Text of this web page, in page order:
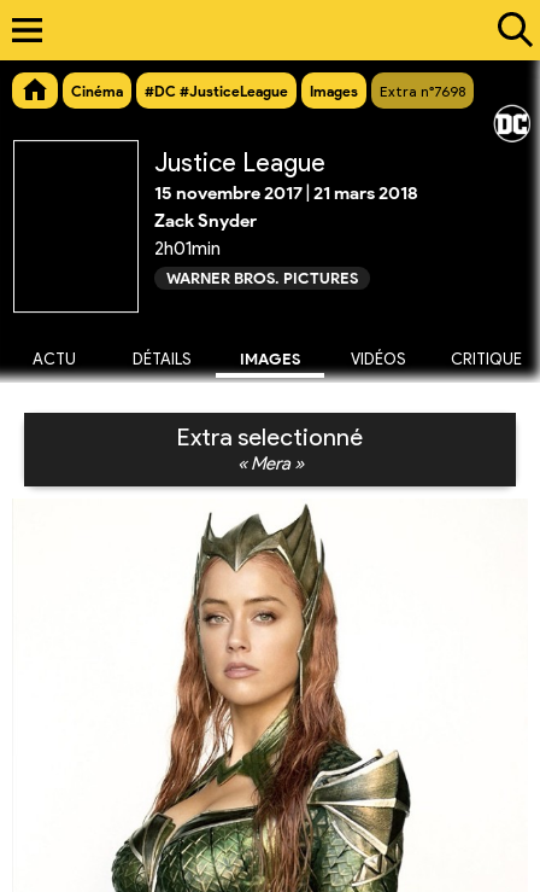
Cinéma #DC #JusticeLeague Images Extra n°7698
Justice League
15 novembre 2017 21 mars 2018
Zack Snyder
2h01min
WARNER BROS. PICTURES
ACTU DÉTAILS IMAGES VIDÉOS CRITIQUE
Extra selectionné
« Mera »